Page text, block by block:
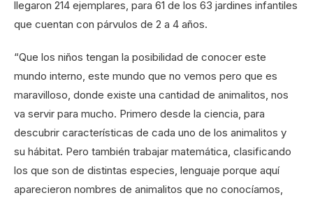
llegaron 214 ejemplares, para 61 de los 63 jardines infantiles
que cuentan con párvulos de 2 a 4 años.
“Que los niños tengan la posibilidad de conocer este
mundo interno, este mundo que no vemos pero que es
maravilloso, donde existe una cantidad de animalitos, nos
va servir para mucho. Primero desde la ciencia, para
descubrir características de cada uno de los animalitos y
su hábitat. Pero también trabajar matemática, clasificando
los que son de distintas especies, lenguaje porque aquí
aparecieron nombres de animalitos que no conocíamos,